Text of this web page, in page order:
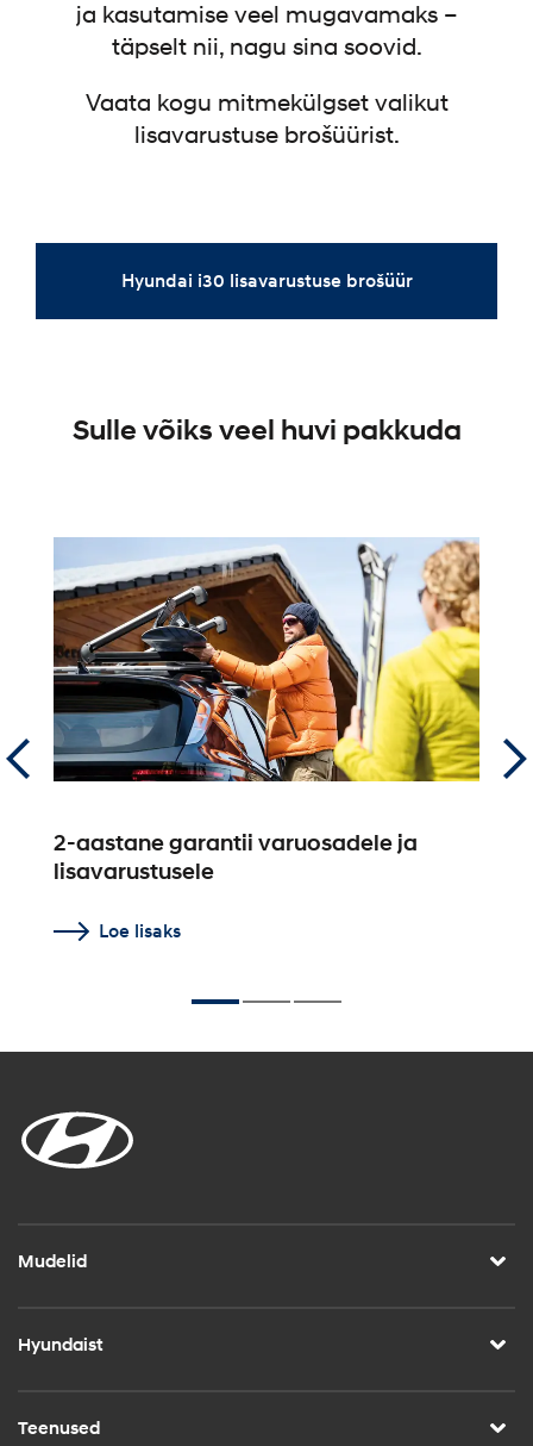
ja kasutamise veel mugavamaks –
täpselt nii, nagu sina soovid.
Vaata kogu mitmekülgset valikut
lisavarustuse brošüürist.
Hyundai i30 lisavarustuse brošüür
Sulle võiks veel huvi pakkuda
2-aastane garantii varuosadele ja
lisavarustusele
Loe lisaks
Mudelid
Hyundaist
Teenused